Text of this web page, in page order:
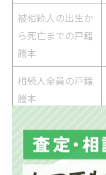
被相続人の出生か
ら死亡までの戸籍
謄本
相続人全員の戸籍
謄本
相続人の住民票